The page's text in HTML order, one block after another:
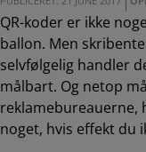
QR-koder er ikke
ballon. Men
selvfølgelig handler
målbart. Og netop
reklamebureauerne,
noget, hvis effekt du